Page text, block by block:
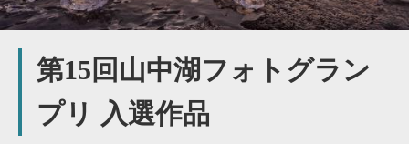
第15回山中湖フォトグラン
プリ 入選作品